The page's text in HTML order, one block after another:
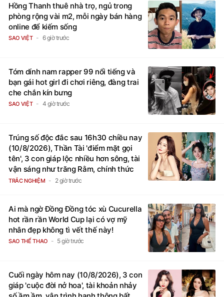
Hồng Thanh thuê nhà trọ, ngủ trong
phòng rộng vài m2, mỗi ngày bán hàng
online để kiếm sống
SAO VIỆT 6 giờ trước
Tóm dính nam rapper 99 nổi tiếng và
bạn gái hot girl đi chơi riêng, đàng trai
che chắn kín bưng
SAO VIỆT 4 giờ trước
Trúng số độc đắc sau 16h30 chiều nay
(10/8/2026), Thần Tài 'điểm mặt gọi
tên', 3 con giáp lộc nhiều hơn sông, tài
vận sáng như trăng Rằm, chính thức
hết khổ
TRẮC NGHIỆM 2 giờ trước
Ai mà ngờ Đồng Đồng tóc xù Cucurella
hot rần rần World Cup lại có vợ mỹ
nhân đẹp không tì vết thế này!
SAO THỂ THAO 5 giờ trước
Cuối ngày hôm nay (10/8/2026), 3 con
giáp 'cuộc đời nở hoa', tài khoản nhảy